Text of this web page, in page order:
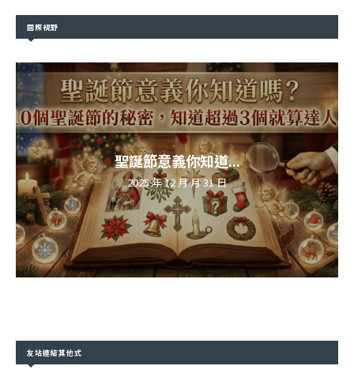
國際視野
聖誕節意義你知道...
2025 年 12 月 月 31 日
友站連結其他式